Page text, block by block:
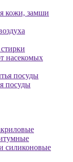
кожи, замши
насекомых
посуды
силиконовые